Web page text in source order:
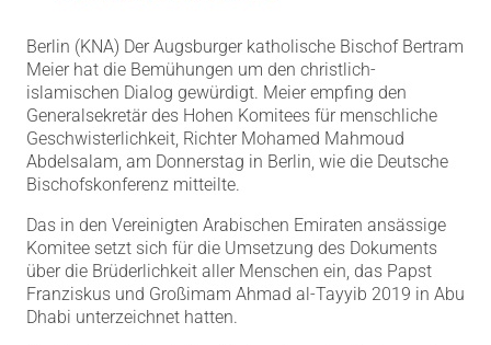
Berlin (KNA) Der Augsburger katholische Bischof Bertram
Meier hat die Bemühungen um den christlich-
islamischen Dialog gewürdigt. Meier empfing den
Generalsekretär des Hohen Komitees für menschliche
Geschwisterlichkeit, Richter Mohamed Mahmoud
Abdelsalam, am Donnerstag in Berlin, wie die Deutsche
Bischofskonferenz mitteilte.
Das in den Vereinigten Arabischen Emiraten ansässige
Komitee setzt sich für die Umsetzung des Dokuments
über die Brüderlichkeit aller Menschen ein, das Papst
Franziskus und Großimam Ahmad al-Tayyib 2019 in Abu
Dhabi unterzeichnet hatten.